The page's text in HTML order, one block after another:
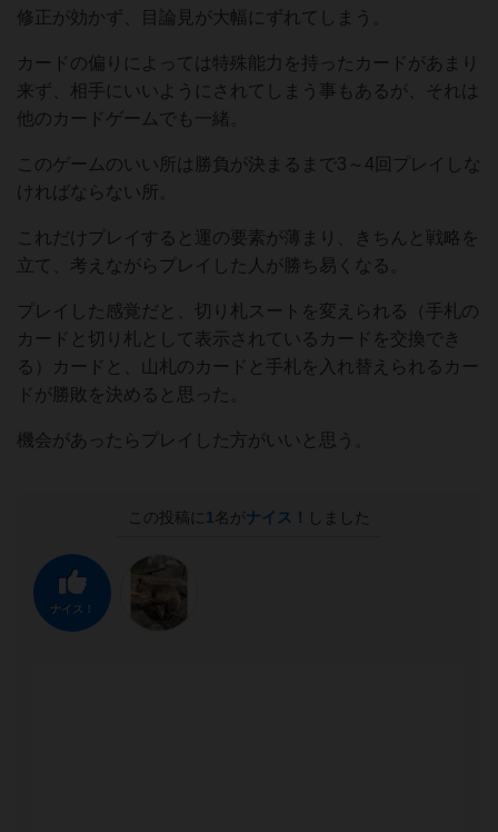
修正が効かず、目論見が大幅にずれてしまう。
カードの偏りによっては特殊能力を持ったカードがあまり
来ず、相手にいいようにされてしまう事もあるが、それは
他のカードゲームでも一緒。
このゲームのいい所は勝負が決まるまで3～4回プレイしな
ければならない所。
これだけプレイすると運の要素が薄まり、きちんと戦略を
立て、考えながらプレイした人が勝ち易くなる。
プレイした感覚だと、切り札スートを変えられる（手札の
カードと切り札として表示されているカードを交換でき
る）カードと、山札のカードと手札を入れ替えられるカー
ドが勝敗を決めると思った。
機会があったらプレイした方がいいと思う。
この投稿に 1 名がナイス！ しました
ナイス！